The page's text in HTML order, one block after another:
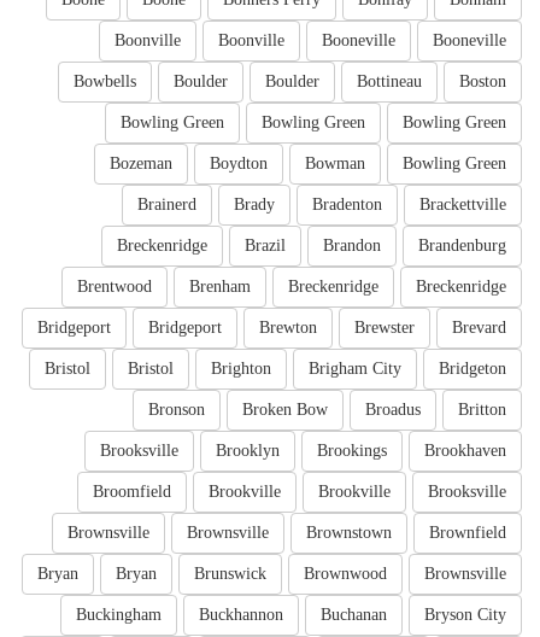
Booneville
Booneville
Boonville
Boonville
Boston
Bottineau
Boulder
Boulder
Bowbells
Bowling Green
Bowling Green
Bowling Green
Bowling Green
Bowman
Boydton
Bozeman
Brackettville
Bradenton
Brady
Brainerd
Brandenburg
Brandon
Brazil
Breckenridge
Breckenridge
Breckenridge
Brenham
Brentwood
Brevard
Brewster
Brewton
Bridgeport
Bridgeport
Bridgeton
Brigham City
Brighton
Bristol
Bristol
Britton
Broadus
Broken Bow
Bronson
Brookhaven
Brookings
Brooklyn
Brooksville
Brooksville
Brookville
Brookville
Broomfield
Brownfield
Brownstown
Brownsville
Brownsville
Brownsville
Brownwood
Brunswick
Bryan
Bryan
Bryson City
Buchanan
Buckhannon
Buckingham